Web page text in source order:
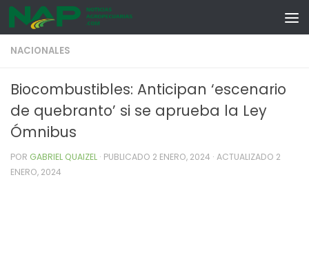
Skip to content
NACIONALES
Biocombustibles: Anticipan ‘escenario
de quebranto’ si se aprueba la Ley
Ómnibus
POR GABRIEL QUAIZEL · PUBLICADO 2 ENERO, 2024 · ACTUALIZADO 2
ENERO, 2024